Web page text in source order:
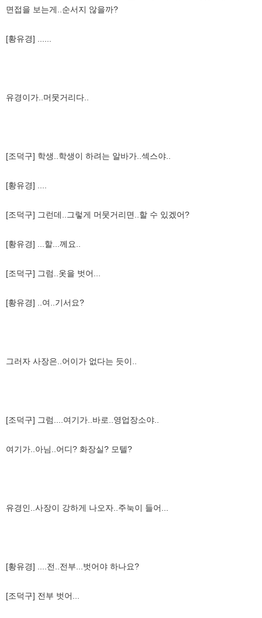
면접을 보는게..순서지 않을까?
[황유경] ......
유경이가..머뭇거리다..
[조덕구] 학생..학생이 하려는 알바가..섹스야..
[황유경] ....
[조덕구] 그런데..그렇게 머뭇거리면..할 수 있겠어?
[황유경] ...할...께요..
[조덕구] 그럼..옷을 벗어...
[황유경] ..여..기서요?
그러자 사장은..어이가 없다는 듯이..
[조덕구] 그럼....여기가..바로..영업장소야..
여기가..아님..어디? 화장실? 모텔?
유경인..사장이 강하게 나오자..주눅이 들어...
[황유경] ....전..전부...벗어야 하나요?
[조덕구] 전부 벗어...